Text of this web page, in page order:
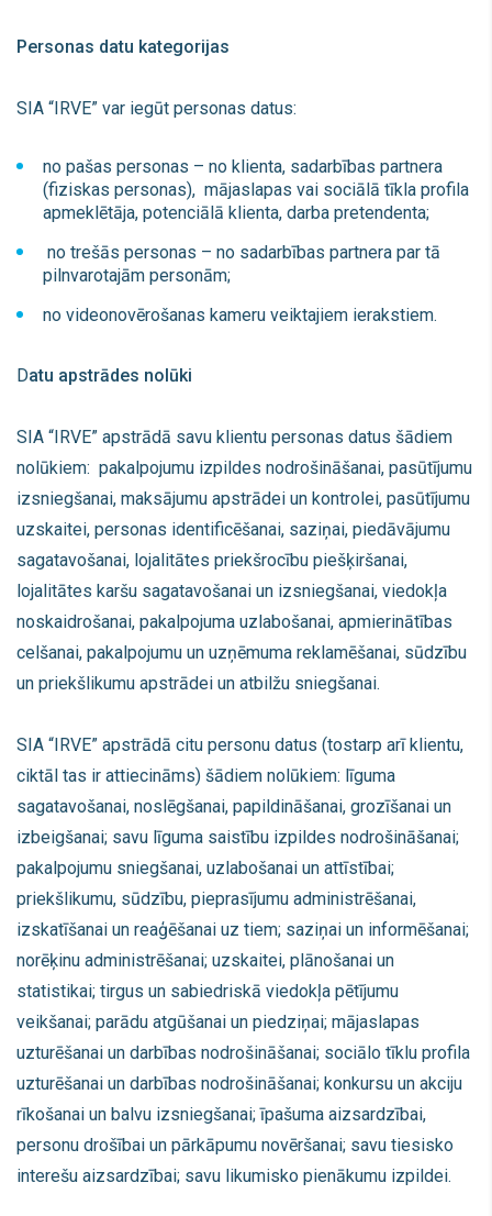
Personas datu kategorijas
SIA “IRVE” var iegūt personas datus:
no pašas personas – no klienta, sadarbības partnera
(fiziskas personas), mājaslapas vai sociālā tīkla profila
apmeklētāja, potenciālā klienta, darba pretendenta;
no trešās personas – no sadarbības partnera par tā
pilnvarotajām personām;
no videonovērošanas kameru veiktajiem ierakstiem.
Datu apstrādes nolūki
SIA “IRVE” apstrādā savu klientu personas datus šādiem
nolūkiem: pakalpojumu izpildes nodrošināšanai, pasūtījumu
izsniegšanai, maksājumu apstrādei un kontrolei, pasūtījumu
uzskaitei, personas identificēšanai, saziņai, piedāvājumu
sagatavošanai, lojalitātes priekšrocību piešķiršanai,
lojalitātes karšu sagatavošanai un izsniegšanai, viedokļa
noskaidrošanai, pakalpojuma uzlabošanai, apmierinātības
celšanai, pakalpojumu un uzņēmuma reklamēšanai, sūdzību
un priekšlikumu apstrādei un atbilžu sniegšanai.
SIA “IRVE” apstrādā citu personu datus (tostarp arī klientu,
ciktāl tas ir attiecināms) šādiem nolūkiem: līguma
sagatavošanai, noslēgšanai, papildināšanai, grozīšanai un
izbeigšanai; savu līguma saistību izpildes nodrošināšanai;
pakalpojumu sniegšanai, uzlabošanai un attīstībai;
priekšlikumu, sūdzību, pieprasījumu administrēšanai,
izskatīšanai un reaģēšanai uz tiem; saziņai un informēšanai;
norēķinu administrēšanai; uzskaitei, plānošanai un
statistikai; tirgus un sabiedriskā viedokļa pētījumu
veikšanai; parādu atgūšanai un piedziņai; mājaslapas
uzturēšanai un darbības nodrošināšanai; sociālo tīklu profila
uzturēšanai un darbības nodrošināšanai; konkursu un akciju
rīkošanai un balvu izsniegšanai; īpašuma aizsardzībai,
personu drošībai un pārkāpumu novēršanai; savu tiesisko
interešu aizsardzībai; savu likumisko pienākumu izpildei.